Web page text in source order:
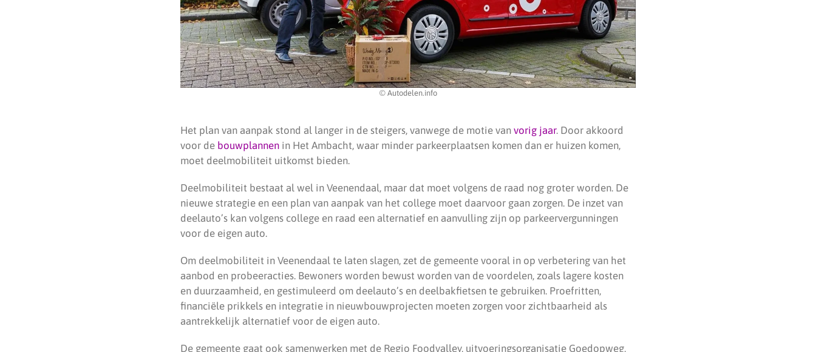
© Autodelen.info
Het plan van aanpak stond al langer in de steigers, vanwege de motie van vorig jaar. Door akkoord
voor de bouwplannen in Het Ambacht, waar minder parkeerplaatsen komen dan er huizen komen,
moet deelmobiliteit uitkomst bieden.
Deelmobiliteit bestaat al wel in Veenendaal, maar dat moet volgens de raad nog groter worden. De
nieuwe strategie en een plan van aanpak van het college moet daarvoor gaan zorgen. De inzet van
deelauto’s kan volgens college en raad een alternatief en aanvulling zijn op parkeervergunningen
voor de eigen auto.
Om deelmobiliteit in Veenendaal te laten slagen, zet de gemeente vooral in op verbetering van het
aanbod en probeeracties. Bewoners worden bewust worden van de voordelen, zoals lagere kosten
en duurzaamheid, en gestimuleerd om deelauto’s en deelbakfietsen te gebruiken. Proefritten,
financiële prikkels en integratie in nieuwbouwprojecten moeten zorgen voor zichtbaarheid als
aantrekkelijk alternatief voor de eigen auto.
De gemeente gaat ook samenwerken met de Regio Foodvalley, uitvoeringsorganisatie Goedopweg,